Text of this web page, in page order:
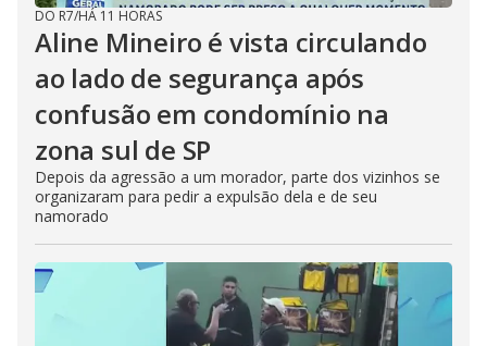
DO R7/HÁ 11 HORAS
Aline Mineiro é vista circulando
ao lado de segurança após
confusão em condomínio na
zona sul de SP
Depois da agressão a um morador, parte dos vizinhos se
organizaram para pedir a expulsão dela e de seu
namorado